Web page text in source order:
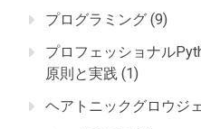
プログラミング (9)
プロフェッショナル
原則と実践 (1)
ヘアトニックグロウジ